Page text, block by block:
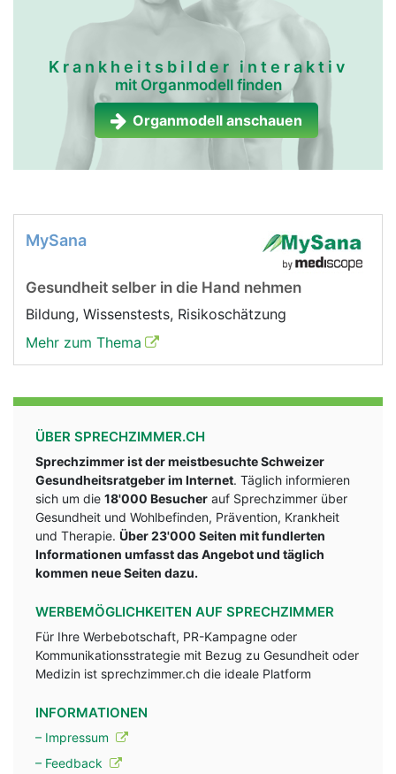
Krankheitsbilder interaktiv
mit Organmodell finden
Organmodell anschauen
MySana
Gesundheit selber in die Hand nehmen
Bildung, Wissenstests, Risikoschätzung
Mehr zum Thema
ÜBER SPRECHZIMMER.CH
Sprechzimmer ist der meistbesuchte Schweizer
Gesundheitsratgeber im Internet. Täglich informieren
sich um die 18'000 Besucher auf Sprechzimmer über
Gesundheit und Wohlbefinden, Prävention, Krankheit
und Therapie. Über 23'000 Seiten mit fundlerten
Informationen umfasst das Angebot und täglich
kommen neue Seiten dazu.
WERBEMÖGLICHKEITEN AUF SPRECHZIMMER
Für Ihre Werbebotschaft, PR-Kampagne oder
Kommunikationsstrategie mit Bezug zu Gesundheit oder
Medizin ist sprechzimmer.ch die ideale Platform
INFORMATIONEN
– Impressum
– Feedback